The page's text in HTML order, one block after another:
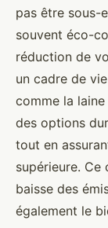
pas être sous-
souvent éco-
réduction de
un cadre de
comme la
des options
tout en
supérieure. Ce
baisse des
également le